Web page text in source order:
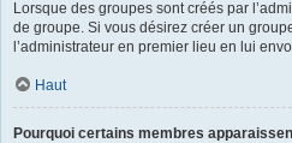
Lorsque des groupes sont créés par
de groupe. Si vous désirez créer un
l’administrateur en premier lieu en lui
Haut
Pourquoi certains membres